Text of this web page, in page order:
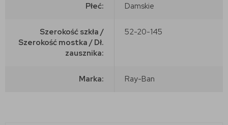
Płeć: Damskie
Szerokość szkła /
Szerokość mostka / Dł.
zausznika:
52-20-145
Marka: Ray-Ban